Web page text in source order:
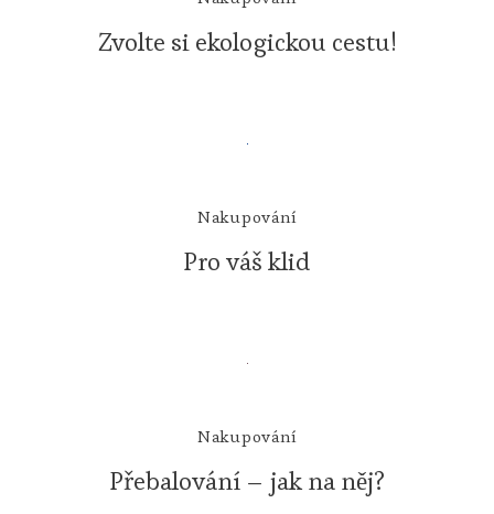
Zvolte si ekologickou cestu!
Nakupování
Pro váš klid
Nakupování
Přebalování – jak na něj?